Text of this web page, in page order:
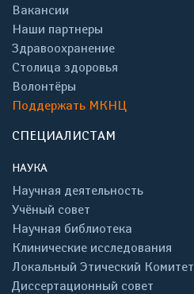
Вакансии
Наши партнеры
Здравоохранение
Столица здоровья
Волонтёры
Поддержать МКНЦ
СПЕЦИАЛИСТАМ
НАУКА
Научная деятельность
Учёный совет
Научная библиотека
Клинические исследования
Локальный Этический Комитет
Диссертационный совет